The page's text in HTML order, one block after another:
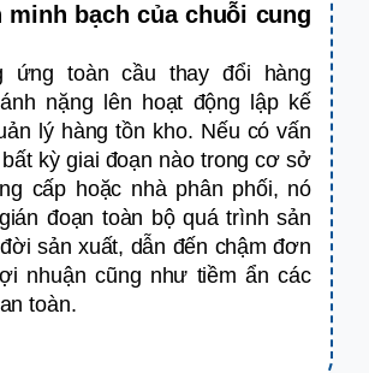
minh bạch của chuỗi cung
ứng toàn cầu thay đổi hàng
nặng lên hoạt động lập kế
lý hàng tồn kho. Nếu có vấn
kỳ giai đoạn nào trong cơ sở
cấp hoặc nhà phân phối, nó
đoạn toàn bộ quá trình sản
sản xuất, dẫn đến chậm đơn
nhuận cũng như tiềm ẩn các
toàn.